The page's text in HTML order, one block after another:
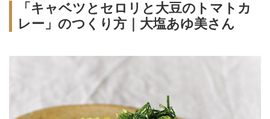
「キャベツとセロリと大豆のトマトカ
レー」のつくり方｜大塩あゆ美さん